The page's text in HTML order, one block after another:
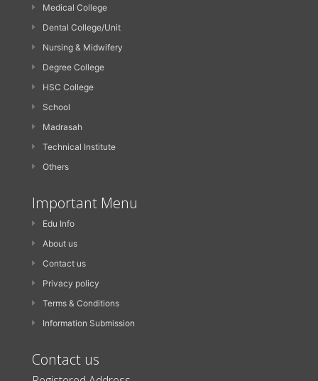
Medical College
Dental College/Unit
Nursing & Midwifery
Degree College
HSC College
School
Madrasah
Technical Institute
Others
Important Menu
Edu Info
About us
Contact us
Privacy policy
Terms & Conditions
Information Submission
Contact us